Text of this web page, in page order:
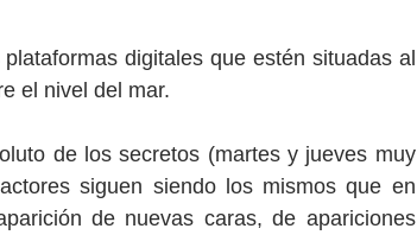
digitales que estén situadas al
el nivel del mar.
de los secretos (martes y jueves muy
siguen siendo los mismos que en
de nuevas caras, de apariciones